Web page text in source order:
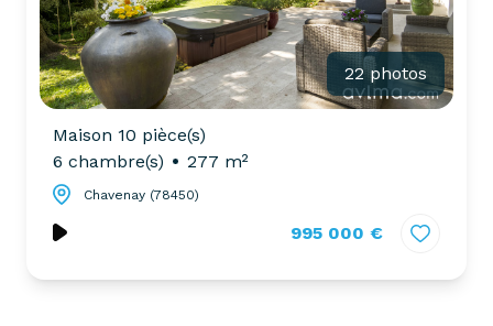
biens
pro
louer
biens
pro
bien
confiez-
nous
votre
recherche
22 photos
Maison 10 pièce(s)
6 chambre(s)
277 m²
Chavenay (78450)
995 000 €